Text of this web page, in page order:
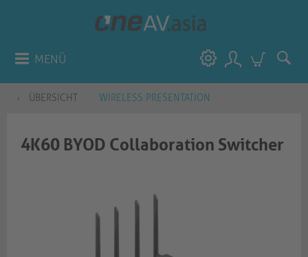
MENÜ
ÜBERSICHT WIRELESS PRESENTATION
4K60 BYOD Collaboration Switcher